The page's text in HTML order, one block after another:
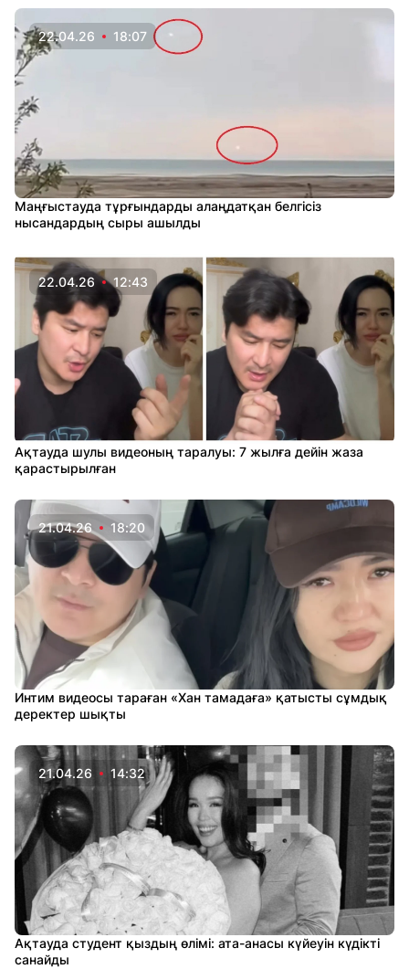
22.04.26 18:07
Маңғыстауда тұрғындарды алаңдатқан белгісіз
нысандардың сыры ашылды
22.04.26 12:43
Ақтауда шулы видеоның таралуы: 7 жылға дейін жаза
қарастырылған
21.04.26 18:20
Интим видеосы тараған «Хан тамадаға» қатысты сұмдық
деректер шықты
21.04.26 14:32
Ақтауда студент қыздың өлімі: ата-анасы күйеуін күдікті
санайды